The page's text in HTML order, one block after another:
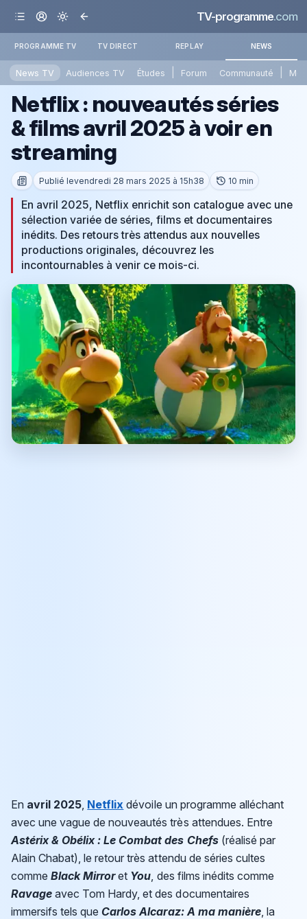
TV-programme.com
PROGRAMME TV TV DIRECT REPLAY NEWS
News TV Audiences TV Études Forum Communauté
Netflix : nouveautés séries
& films avril 2025 à voir en
streaming
Publié levendredi 28 mars 2025 à 15h38 10 min
​En avril 2025, Netflix enrichit son catalogue avec une
sélection variée de séries, films et documentaires
inédits. Des retours très attendus aux nouvelles
productions originales, découvrez les
incontournables à venir ce mois-ci.
En avril 2025 Netflix dévoile un programme alléchant
avec une vague de nouveautés très attendues. Entre
Astérix & Obélix : Le Combat des Chefs(réalisé par
Alain Chabat), le retour très attendu de séries cultes
commeBlack Mirror et You , des films inédits comme
Ravage avec Tom Hardy, et des documentaires
immersifs tels que Carlos Alcaraz: A ma manière, la